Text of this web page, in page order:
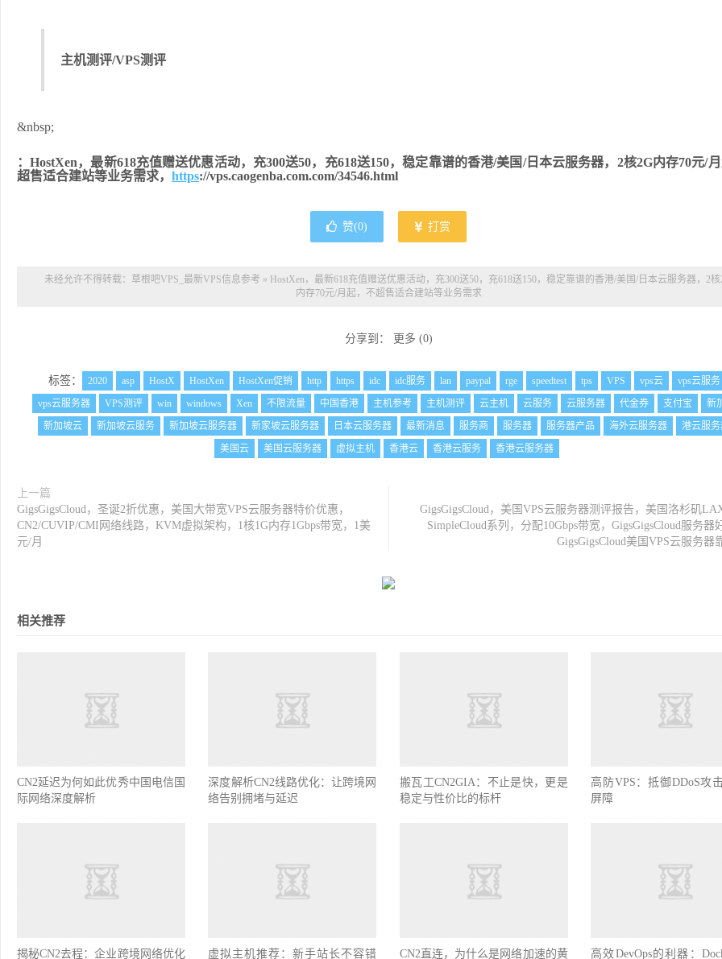
主机测评/VPS测评
&nbsp;
：HostXen，最新618充值赠送优惠活动，充300送50，充618送150，稳定靠谱的香港/美国/日本云服务器，2核2G内存70元/
超售适合建站等业务需求， https://vps.caogenba.com.com/34546.html
赞(0) 打赏
未经允许不得转载： 草根吧VPS_最新VPS信息参考 » HostXen，最新618充值赠送优惠活动，充300送50，充618送150，稳定靠谱的香港/美国/日本云服务器，2核
内存70元/月起，不超售适合建站等业务需求
分享到： 更多 (0)
标签： 2020 asp HostX HostXen HostXen促销 http https idc idc服务 lan paypal rge speedtest tps VPS vps云
vps云服务
vps云服务器
VPS测评 win windows Xen 不限流量 中国香港 主机参考 主机测评 云主机 云服务 云服务器 代金券 支付宝
新
新加坡云
新加坡云服务 新加坡云服务器 新家坡云服务器 日本云服务器 最新消息 服务商 服务器 服务器产品 海外云服务器
港云服
美国云
美国云服务器 虚拟主机 香港云 香港云服务 香港云服务器
上一篇
GigsGigsCloud，圣诞2折优惠，美国大带宽VPS云服务器特价优惠，
CN2/CUVIP/CMI网络线路，KVM虚拟架构，1核1G内存1Gbps带宽，1美
元/月
GigsGigsCloud，美国VPS云服务器测评报告，美国洛杉矶
SimpleCloud系列，分配10Gbps带宽，GigsGigsCloud服务器
GigsGigsCloud美国VPS云服务器
相关推荐
CN2延迟为何如此优秀中国电信国
际网络深度解析
深度解析CN2线路优化：让跨境网
络告别拥堵与延迟
搬瓦工CN2GIA：不止是快，更是
稳定与性价比的标杆
高防VPS：抵御DDoS攻
屏障
揭秘CN2去程：企业跨境网络优化 虚拟主机推荐：新手站长不容错 CN2直连，为什么是网络加速的黄 高效DevOps的利器：